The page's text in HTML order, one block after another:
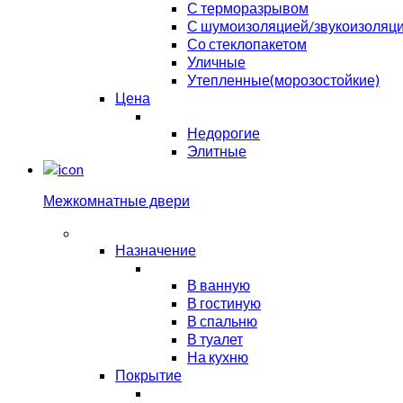
С терморазрывом
С шумоизоляцией/
Со стеклопакетом
Уличные
Утепленные(морозостойкие)
Цена
Недорогие
Элитные
Межкомнатные двери
Назначение
В ванную
В гостиную
В спальню
В туалет
На кухню
Покрытие